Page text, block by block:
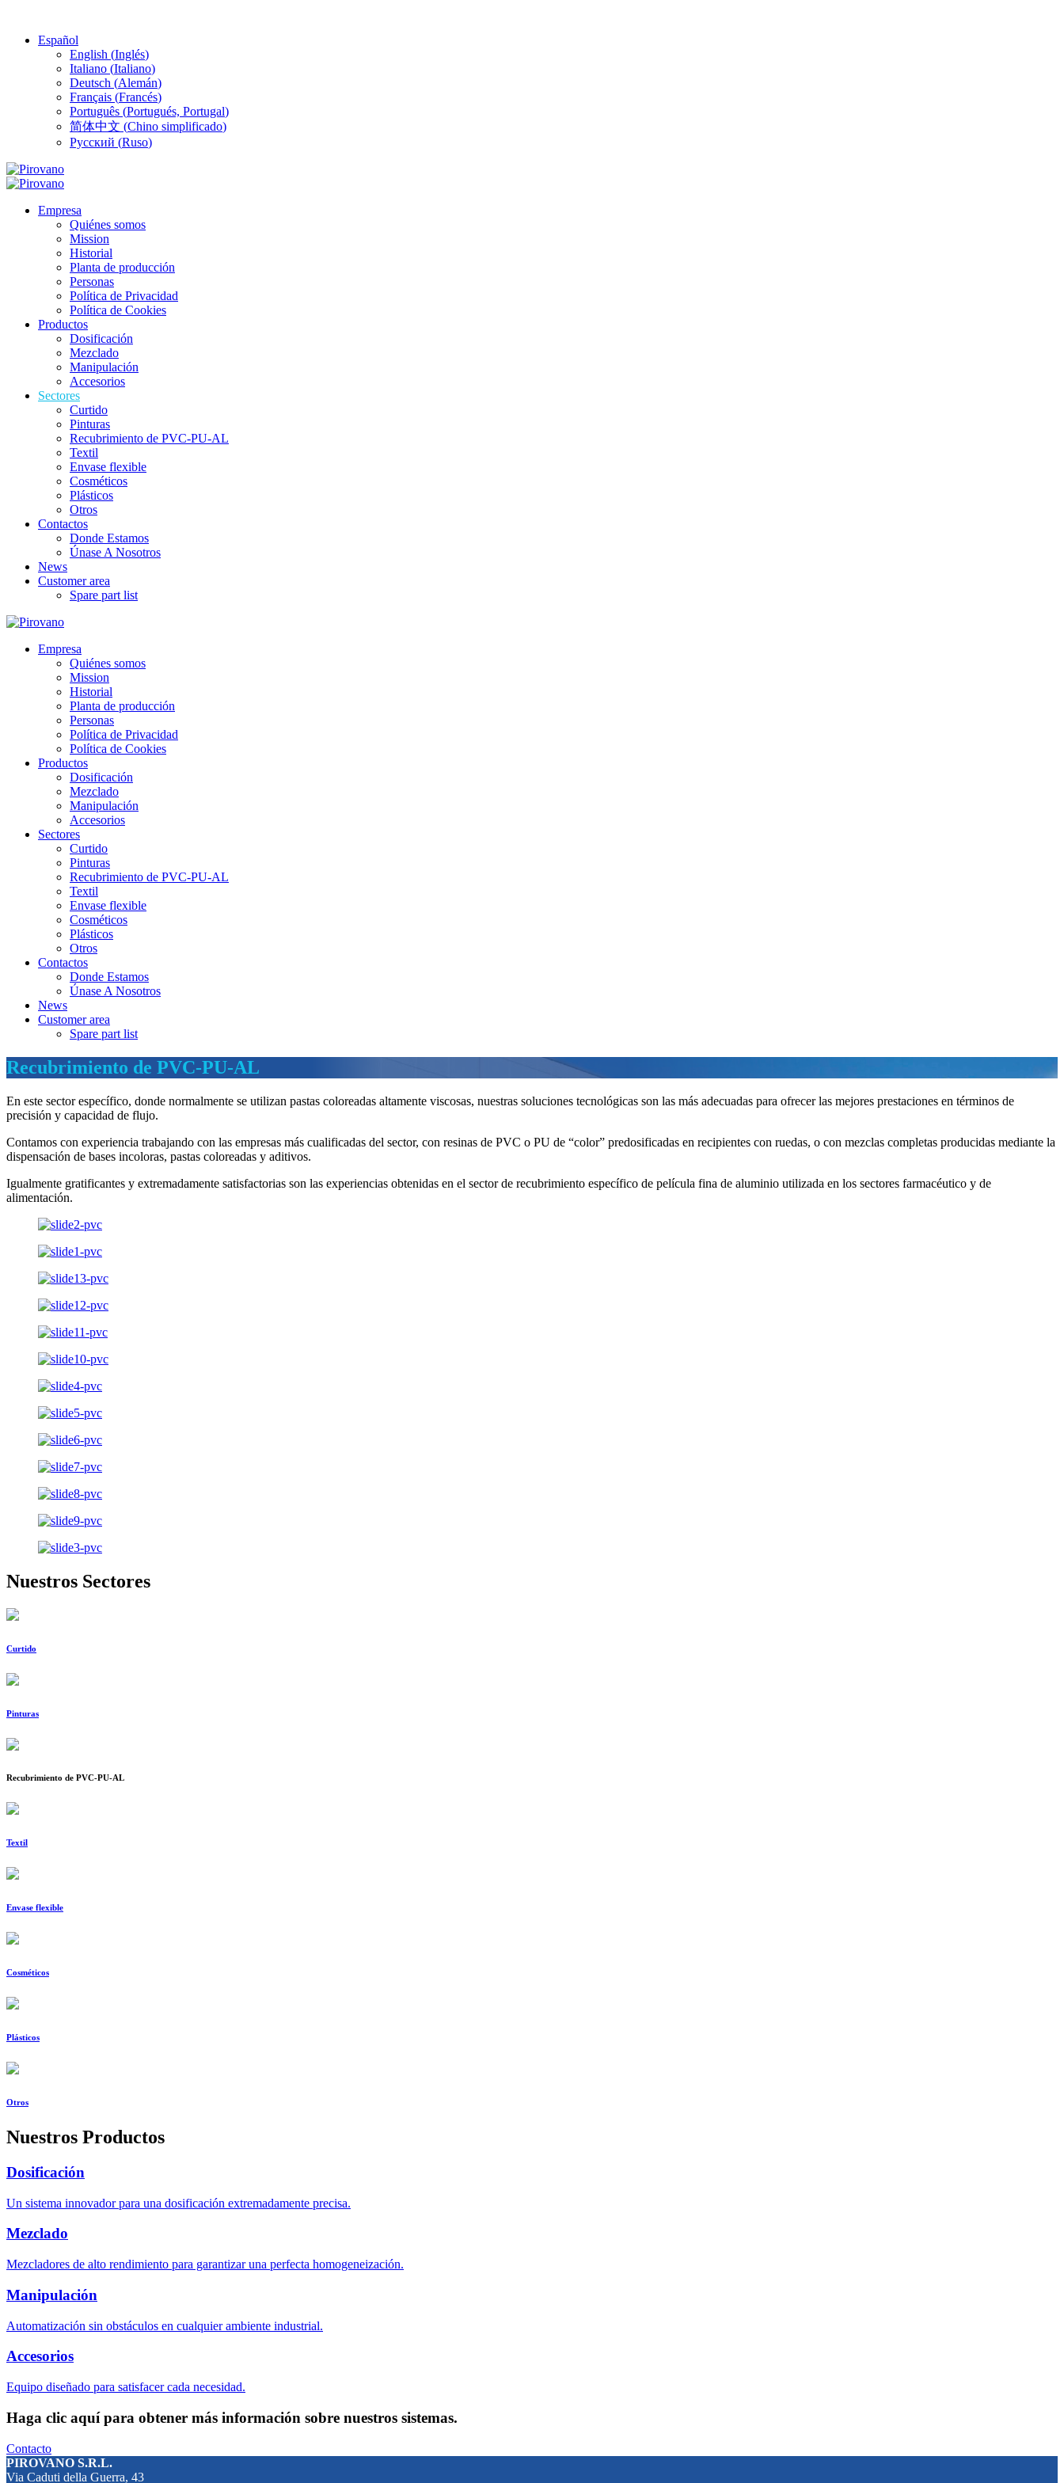
Español
English (Inglés)
Italiano (Italiano)
Deutsch (Alemán)
Français (Francés)
Português (Portugués, Portugal)
简体中文 (Chino simplificado)
Русский (Ruso)
Empresa
Quiénes somos
Mission
Historial
Planta de producción
Personas
Política de Privacidad
Política de Cookies
Productos
Dosificación
Mezclado
Manipulación
Accesorios
Sectores
Curtido
Pinturas
Recubrimiento de PVC-PU-AL
Textil
Envase flexible
Cosméticos
Plásticos
Otros
Contactos
Donde Estamos
Únase A Nosotros
News
Customer area
Spare part list
Empresa
Quiénes somos
Mission
Historial
Planta de producción
Personas
Política de Privacidad
Política de Cookies
Productos
Dosificación
Mezclado
Manipulación
Accesorios
Sectores
Curtido
Pinturas
Recubrimiento de PVC-PU-AL
Textil
Envase flexible
Cosméticos
Plásticos
Otros
Contactos
Donde Estamos
Únase A Nosotros
News
Customer area
Spare part list
Recubrimiento de PVC-PU-AL
En este sector específico, donde normalmente se utilizan pastas coloreadas altamente viscosas, nuestras soluciones tecnológicas son las más adecuadas para ofrecer las mejores prestaciones en términos de
precisión y capacidad de flujo.
Contamos con experiencia trabajando con las empresas más cualificadas del sector, con resinas de PVC o PU de “color” predosificadas en recipientes con ruedas, o con mezclas completas producidas mediante la
dispensación de bases incoloras, pastas coloreadas y aditivos.
Igualmente gratificantes y extremadamente satisfactorias son las experiencias obtenidas en el sector de recubrimiento específico de película fina de aluminio utilizada en los sectores farmacéutico y de
alimentación.
Nuestros Sectores
Curtido
Pinturas
Recubrimiento de PVC-PU-AL
Textil
Envase flexible
Cosméticos
Plásticos
Otros
Nuestros Productos
Dosificación
Un sistema innovador para una dosificación extremadamente precisa.
Mezclado
Mezcladores de alto rendimiento para garantizar una perfecta homogeneización.
Manipulación
Automatización sin obstáculos en cualquier ambiente industrial.
Accesorios
Equipo diseñado para satisfacer cada necesidad.
Haga clic aquí para obtener más información sobre nuestros sistemas.
Contacto
PIROVANO S.R.L.
Via Caduti della Guerra, 43